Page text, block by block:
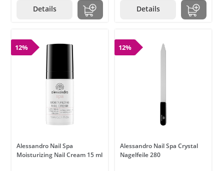
Details Details
12%
Alessandro Nail Spa
Moisturizing Nail Cream 15 ml
12%
Alessandro Nail Spa Crystal
Nagelfeile 280